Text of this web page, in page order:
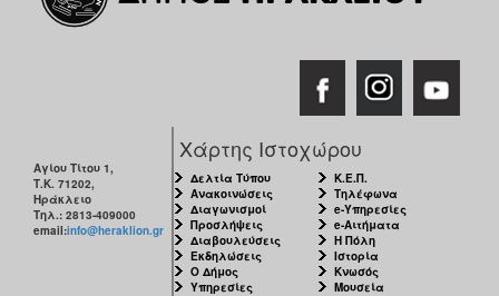
Αγίου Τίτου 1,
Τ.Κ. 71202,
Ηράκλειο
Τηλ.: 2813-409000
email:info@heraklion.gr
Χάρτης Ιστοχώρου
Δελτία Τύπου
Ανακοινώσεις
Διαγωνισμοί
Προσλήψεις
Διαβουλεύσεις
Εκδηλώσεις
Ο Δήμος
Υπηρεσίες
Κ.Ε.Π.
Τηλέφωνα
e-Υπηρεσίες
e-Αιτήματα
Η Πόλη
Ιστορία
Κνωσός
Μουσεία